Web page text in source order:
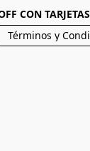
CON
Términos y